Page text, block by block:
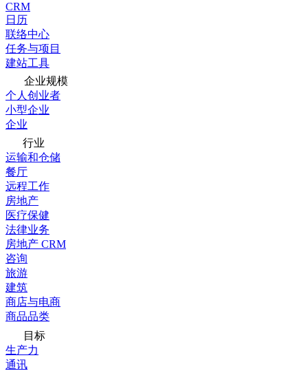
CRM
日历
联络中心
任务与项目
建站工具
企业规模
个人创业者
小型企业
企业
行业
运输和仓储
餐厅
远程工作
房地产
医疗保健
法律业务
房地产 CRM
咨询
旅游
建筑
商店与电商
商品品类
目标
生产力
通讯